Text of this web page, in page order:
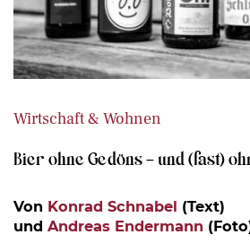
Wirtschaft & Wohnen
Bier ohne Gedöns – und (fast)
Von Konrad Schnabel (Text)
und Andreas Endermann